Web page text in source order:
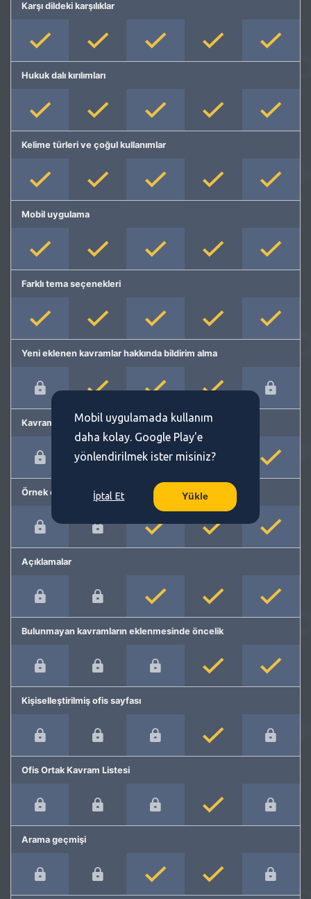
Karşı dildeki karşılıklar
Hukuk dalı kırılımları
Kelime türleri ve çoğul kullanımlar
Mobil uygulama
Farklı tema seçenekleri
Yeni eklenen kavramlar hakkında bildirim alma
Kavram önerme
Örnek cümleler
Açıklamalar
Bulunmayan kavramların eklenmesinde öncelik
Kişiselleştirilmiş ofis sayfası
Ofis Ortak Kavram Listesi
Arama geçmişi
Mobil uygulamada kullanım
daha kolay. Google Play'e
yönlendirilmek ister misiniz?
İptal Et Yükle